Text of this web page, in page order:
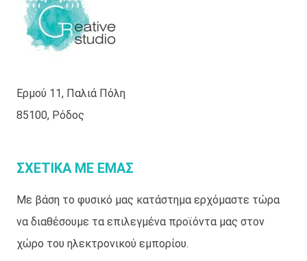
Ερμού 11, Παλιά Πόλη
85100, Ρόδος
ΣΧΕΤΙΚΑ ΜΕ ΕΜΑΣ
Με βάση το φυσικό μας κατάστημα ερχόμαστε τώρα
να διαθέσουμε τα επιλεγμένα προϊόντα μας στον
χώρο του ηλεκτρονικού εμπορίου.